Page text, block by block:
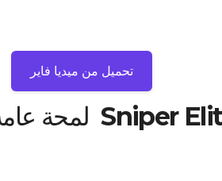
تحميل من ميديا ​​فاير